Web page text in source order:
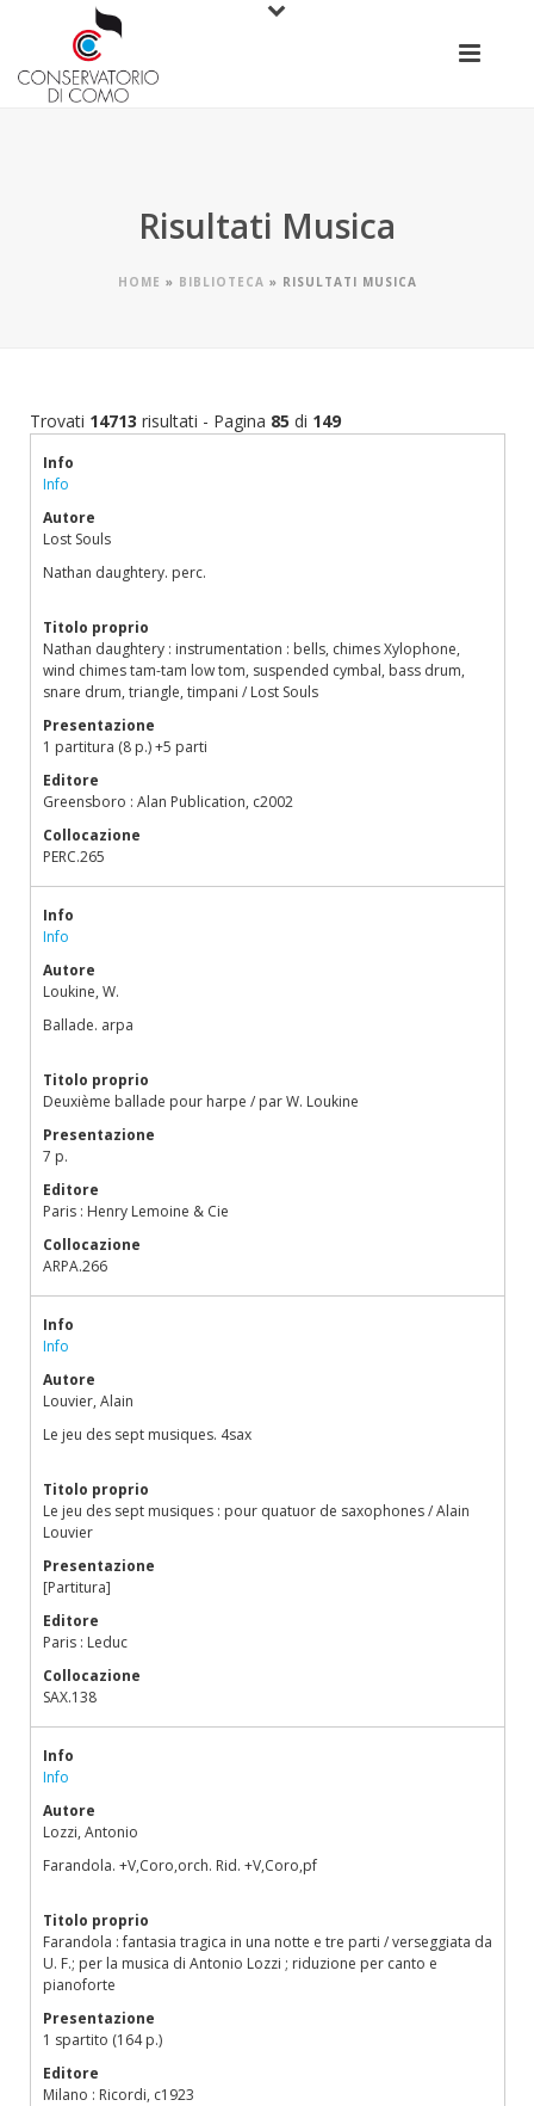
Risultati Musica
HOME » BIBLIOTECA » RISULTATI MUSICA
Trovati 14713 risultati - Pagina 85 di 149
Info
Info
Autore
Lost Souls
Nathan daughtery. perc.
Titolo proprio
Nathan daughtery : instrumentation : bells, chimes Xylophone,
wind chimes tam-tam low tom, suspended cymbal, bass drum,
snare drum, triangle, timpani / Lost Souls
Presentazione
1 partitura (8 p.) +5 parti
Editore
Greensboro : Alan Publication, c2002
Collocazione
PERC.265
Info
Info
Autore
Loukine, W.
Ballade. arpa
Titolo proprio
Deuxième ballade pour harpe / par W. Loukine
Presentazione
7 p.
Editore
Paris : Henry Lemoine & Cie
Collocazione
ARPA.266
Info
Info
Autore
Louvier, Alain
Le jeu des sept musiques. 4sax
Titolo proprio
Le jeu des sept musiques : pour quatuor de saxophones / Alain
Louvier
Presentazione
[Partitura]
Editore
Paris : Leduc
Collocazione
SAX.138
Info
Info
Autore
Lozzi, Antonio
Farandola. +V,Coro,orch. Rid. +V,Coro,pf
Titolo proprio
Farandola : fantasia tragica in una notte e tre parti / verseggiata da
U. F.; per la musica di Antonio Lozzi ; riduzione per canto e
pianoforte
Presentazione
1 spartito (164 p.)
Editore
Milano : Ricordi, c1923